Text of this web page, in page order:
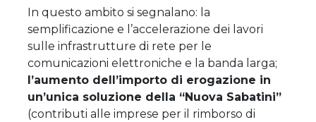
In questo ambito si segnalano: la
semplificazione e l’accelerazione dei lavori
sulle infrastrutture di rete per le
comunicazioni elettroniche e la banda larga;
l’aumento dell’importo di erogazione in
un’unica soluzione della “Nuova Sabatini”
(contributi alle imprese per il rimborso di